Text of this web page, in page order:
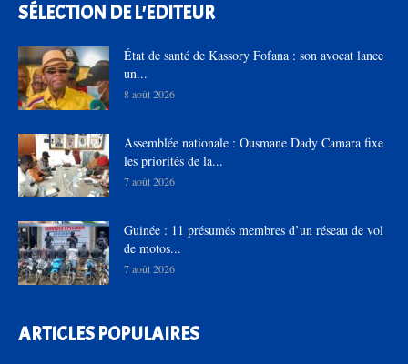
SÉLECTION DE L'EDITEUR
État de santé de Kassory Fofana : son avocat lance
un...
8 août 2026
Assemblée nationale : Ousmane Dady Camara fixe
les priorités de la...
7 août 2026
Guinée : 11 présumés membres d’un réseau de vol
de motos...
7 août 2026
ARTICLES POPULAIRES